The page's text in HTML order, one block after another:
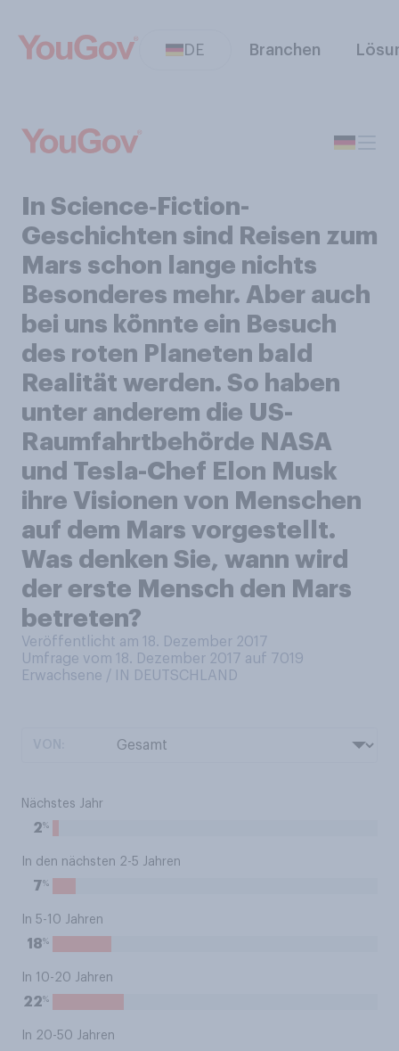
DE Branchen
In Science‑Fiction-
Geschichten sind Reisen zum
Mars schon lange nichts
Besonderes mehr. Aber auch
bei uns könnte ein Besuch
des roten Planeten bald
Realität werden. So haben
unter anderem die US-
Raumfahrtbehörde NASA
und Tesla-Chef Elon Musk
ihre Visionen von Menschen
auf dem Mars vorgestellt.
Was denken Sie, wann wird
der erste Mensch den Mars
betreten?
Veröffentlicht am 18. Dezember 2017
Umfrage vom 18. Dezember 2017 auf 7019
Erwachsene / IN DEUTSCHLAND
Nächstes Jahr
2%
In den nächsten 2-5 Jahren
7%
In 5-10 Jahren
18%
In 10-20 Jahren
22%
In 20-50 Jahren